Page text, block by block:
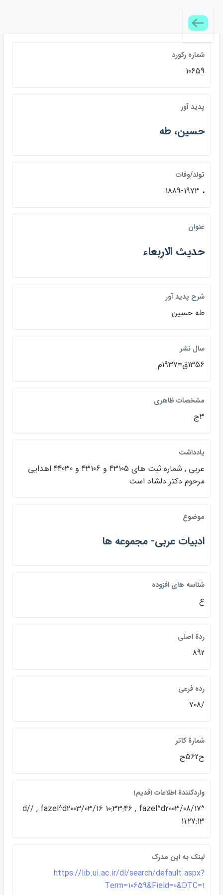
شماره ركورد
10659
پديد آور
حسين، طه
تولد/وفات
، 1889-1973
عنوان
حديث الاربعاء
شرح پديد آور
طه حسين
سال نشر
1356ق=1937م
مشخصات ظاهري
3ج
يادداشت
عربي , شماره ثبت هاي 43105 و 43106 و 44030 اهدايي
مرحوم دكتر دلشاد است
موضوع
ادبيات عربي- مجموعه ها
شناسه هاي افزوده
ع
ردة اصلي
892
رده فرعي
/708
شمارة كاتر
ح562ح
واردكنندة اطلاعات ﴿قديم﴾
^d// , fazel^d2003/03/16 10:33:46 , fazel^d2003/08/17
11:27:13
لينک به اين مدرک
https://lib.ui.ac.ir/dl/search/default.aspx?
Term=10659&Field=0&DTC=1